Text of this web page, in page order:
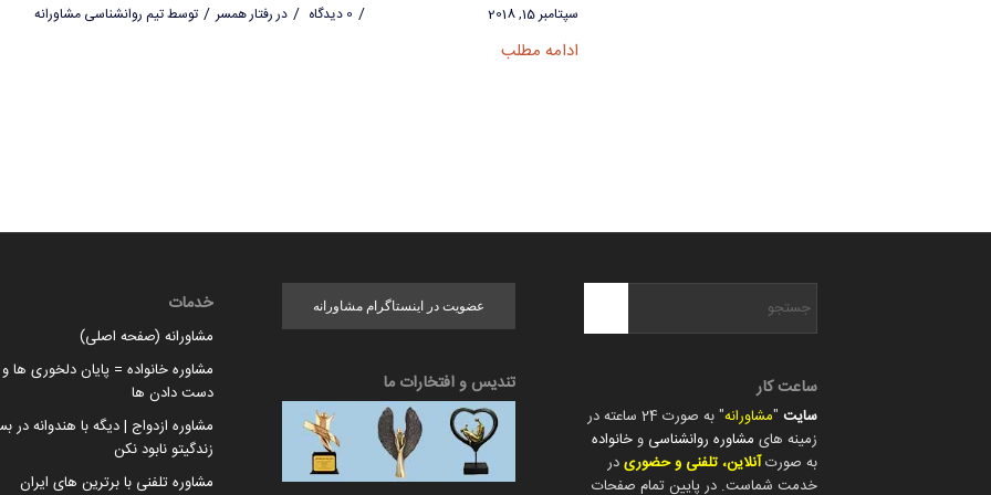
سپتامبر 15, 2018 / 0 دیدگاه / دررفتار همسر / توسطتیم روانشناسی مشاورانه
ادامه مطلب
ساعت کار
سایت "مشاورانه
" به صورت 24 ساعته در
زمینه های مشاوره روانشناسی و خانواده
به صورتآنلاین، تلفنی و حضوریدر
خدمت شماست. در پایین تمام صفحات
عضویت در اینستاگرام مشاورانه
تندیس و افتخارات ما
خدمات
مشاورانه (صفحه اصلی)
مشاوره خانواده = پایان دلخوری ها و
دست دادن ها
مشاوره ازدواج | دیگه با هندوانه در
زندگیتو نابود نکن
مشاوره تلفنی با برترین های ایران